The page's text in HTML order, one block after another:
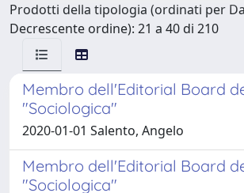
Prodotti della tipologia (ordinati per
Decrescente ordine): 21 a 40 di 210
Membro dell'Editorial Board
"Sociologica"
2020-01-01 Salento, Angelo
Membro dell'Editorial Board
"Sociologica"